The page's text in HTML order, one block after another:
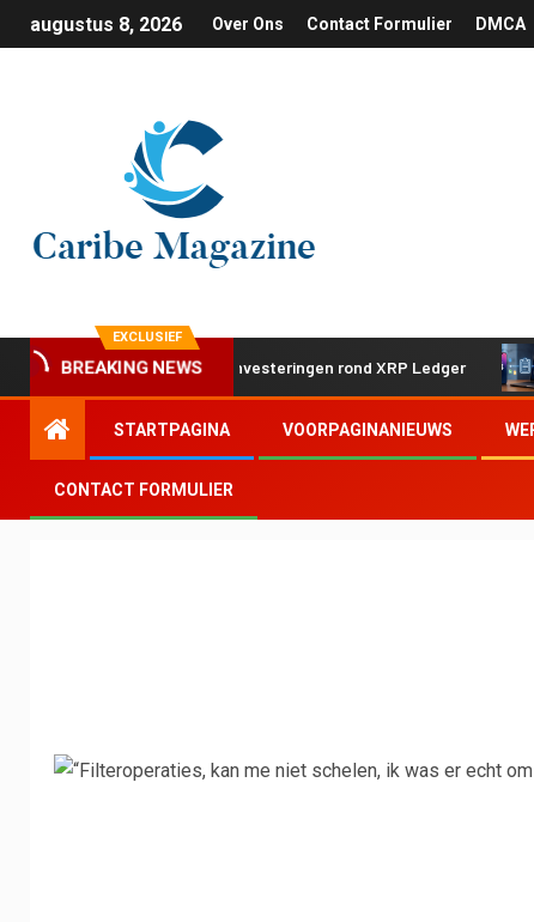
augustus 8, 2026 Over Ons Contact Formulier DMCA
EXCLUSIEF
BREAKING NEWS
twee strategische investeringen rond XRP Ledger
STARTPAGINA VOORPAGINANIEUWS
CONTACT FORMULIER